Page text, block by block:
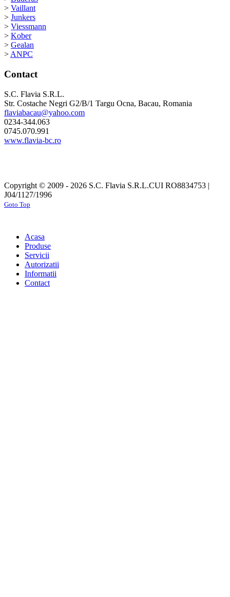
> Vaillant
> Junkers
> Viessmann
> Kober
> Gealan
> ANPC
Contact
S.C. Flavia S.R.L.
Str. Costache Negri G2/B/1 Targu Ocna, Bacau, Romania
flaviabacau@yahoo.com
0234-344.063
0745.070.991
www.flavia-bc.ro
Copyright © 2009 - 2026 S.C. Flavia S.R.L.CUI RO8834753 |
J04/1127/1996
Goto Top
Acasa
Produse
Servicii
Autorizatii
Informatii
Contact